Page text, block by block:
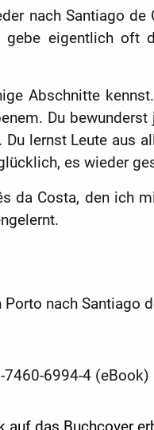
nach Santiago
eigentlich oft
Abschnitte
Du
lernst Leute aus
es wieder
da Costa, den ich
nach Santiago
7460-6994-4 (eBook)